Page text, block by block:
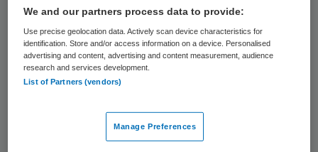
Hoe dat gaat? Werkend vanuit brede
ervaring in de zorg, brengen adviseurs van
de Veghte samen met de opdrachtgever
verwachtingen en mogelijkheden in kaart. Is
behaald, dan zorgt de Veghte voor de
uitvoering of begeleiding. Dat kan dankzij
We and our partners process data to provide:
Use precise geolocation data. Actively scan device characteristics for
identification. Store and/or access information on a device. Personalised
advertising and content, advertising and content measurement, audience
research and services development.
List of Partners (vendors)
Manage Preferences